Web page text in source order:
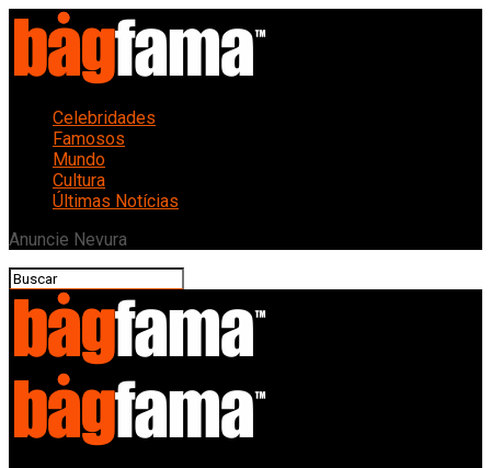
Celebridades
Famosos
Mundo
Cultura
Últimas Notícias
Anuncie Nevura